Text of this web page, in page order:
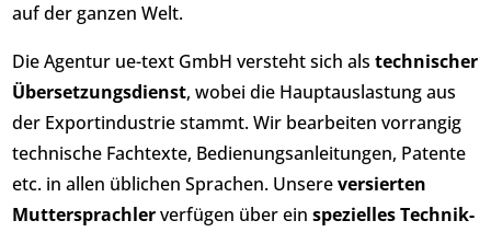
auf der ganzen Welt.
Die Agentur ue-text GmbH versteht sich als technischer
Übersetzungsdienst, wobei die Hauptauslastung aus
der Exportindustrie stammt. Wir bearbeiten vorrangig
technische Fachtexte, Bedienungsanleitungen, Patente
etc. in allen üblichen Sprachen. Unsereversierten
Muttersprachlerverfügen über einspezielles Technik-